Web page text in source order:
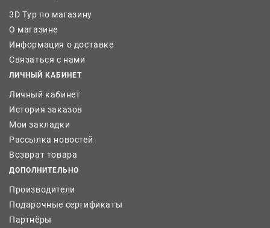
3D Тур по магазину
О магазине
Информация о доставке
Связаться с нами
ЛИЧНЫЙ КАБИНЕТ
Личный кабинет
История заказов
Мои закладки
Рассылка новостей
Возврат товара
ДОПОЛНИТЕЛЬНО
Производители
Подарочные сертификаты
Партнёры